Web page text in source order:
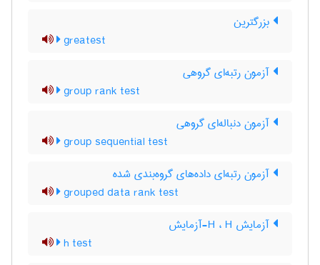
بزرگترین
greatest
آزمون رتبه‌ای گروهی
group rank test
آزمون دنباله‌ای گروهی
group sequential test
آزمون رتبه‌ای داده‌های گروه‌بندی شده
grouped data rank test
آزمایش H ، H-آزمایش
h test